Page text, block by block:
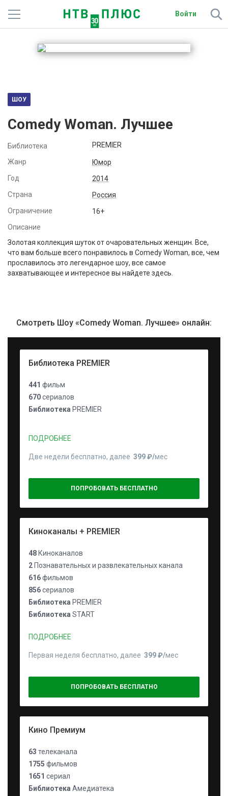
Войти
Телеканалы
Спутниковым абонентам
О сайте
Активировать промокод
ШОУ
Comedy Woman. Лучшее
Библиотека PREMIER
Жанр
Юмор
Год
2014
Страна
Россия
Ограничение
16+
Описание
Золотая коллекция шуток от очаровательных женщин. Все,
что вам больше всего понравилось в Comedy Woman, все, чем
прославилось это легендарное шоу, все самое
захватывающее и интересное вы найдете здесь.
Смотреть Шоу «Comedy Woman. Лучшее» онлайн:
Библиотека PREMIER
441 фильм
670сериалов
Библиотека PREMIER
ПОДРОБНЕЕ
Две недели бесплатно, далее 399 ₽⁠/⁠мес
ПОПРОБОВАТЬ БЕСПЛАТНО
Киноканалы + PREMIER
48 Киноканалов
2 Познавательных и развлекательных канала
616фильмов
856сериалов
Библиотека PREMIER
Библиотека START
ПОДРОБНЕЕ
Первая неделя бесплатно, далее 399 ₽⁠/⁠мес
ПОПРОБОВАТЬ БЕСПЛАТНО
Кино Премиум
63 телеканала
1755 фильмов
1651 сериал
Библиотека Амедиатека